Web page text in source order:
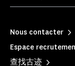
Nous contacter
Espace
查找古迹